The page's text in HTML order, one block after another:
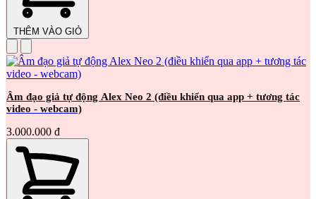
THÊM VÀO GIỎ
Âm đạo giả tự động Alex Neo 2 (điều khiển qua app + tương tác
video - webcam)
3.000.000 đ